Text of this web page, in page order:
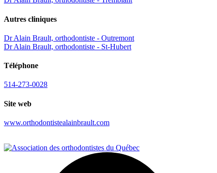
Autres cliniques
Dr Alain Brault, orthodontiste - Outremont
Dr Alain Brault, orthodontiste - St-Hubert
Téléphone
514-273-0028
Site web
www.orthodontistealainbrault.com